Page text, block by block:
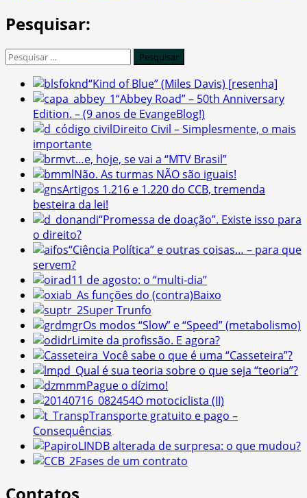
Pesquisar:
Pesquisar
“Kind of Blue” (Miles Davis) [resenha]
“Abbey Road” – 50th Anniversary
Edition. – (9 anos de EvangeBlog!)
Direito Civil – Simplesmente, o mais
importante
…e, hoje, se vai a “MTV Brasil”
Não. As turmas NÃO são iguais!
Artigos 1.216 e 1.220 do CCB, tremenda
besteira da lei!
“Promessa de doação”. Existe isso para
o direito?
“Ciência Política” e outras coisas… – para que
servem?
11 de agosto: o “multi-dia”
As funções do (contra)Baixo
Super Trunfo
Os modos “Slow” e “Speed” (metabolismo)
Limite da profissão. E agora?
Você sabe o que é uma “Casseteira”?
Qual é sua teoria sobre o que seja “teoria”?
Pague o dízimo!
O motociclista (II)
Transporte gratuito e pago –
Consequências
LINDB alterada de surpresa: o que mudou?
Fases de um contrato